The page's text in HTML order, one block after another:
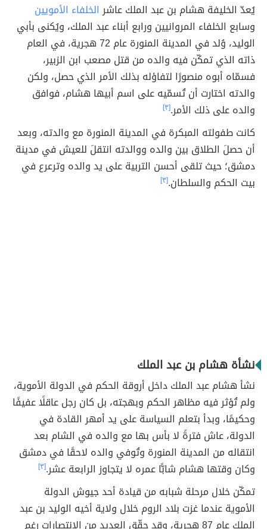
يُعدّ الخليفة هشام بن عبد الملك عاشرالخلفاء الأمويين
وسابع الخلفاء المروانيين ورابع أبناء عبد الملك، ويُكنى بأبي
الوليد، وُلد في المدينة المنورة عام 72 هجرية، في العام
ذاته الذي تمكّن فيه والده من قتل مصعب ابن الزبير،
فسمّاه أبوه منصورًا لتفاؤله بذلك الأمر الذي حصل، ولكن
والدته اختارت أن تُسمّيه على اسم أبيها هشام، فوافق
والده على ذلك الأمر.[٣]
كانت طفولته المبكرة في المدينة المنورة مع والدته، وبعد
أن حصلَ الطلاق بين والده ووالدته انتقلَ للعيش في مدينة
دمشق؛ حيث تلقى أحسن التربية على يد والده وترعرع في
بيت الحكم والسلطان.[٣]
نشأة هشام بن عبد الملك
نشأ هشام عبد الملك داخل أروقة الحكم في الدولة الأموية،
ولم تُؤثر فيه مظاهر الحكم وبهجته، بل كان رجل عاقلًا عفيفًا
وحكيمًا، وبدأ بتعلم السياسة على يد أمهر القادة في
الدولة، عاش فترةً لا بأس بها مع والده في الشام بعد
انتقاله من المدينة المنورة وتُوفي والده لاحقًا في دمشق
وكان وقتها هشام شابًّا عمره لا يتجاوز الرابعة عشر.[٣]
تمكّن خلال مرحلة شبابه من قيادة أحد جيوش الدولة
الأموية عندما غزت بلاد الروم خلال ولاية أخيه الوليد بن عبد
الملك عام 87 هجرية، وقد حقّق العديد من الانتصارات رغم